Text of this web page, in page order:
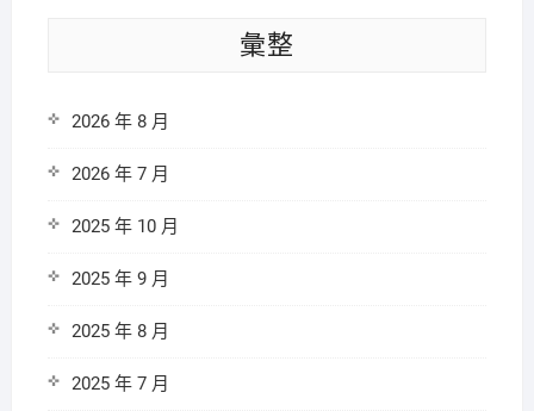
彙整
2026 年 8 月
2026 年 7 月
2025 年 10 月
2025 年 9 月
2025 年 8 月
2025 年 7 月